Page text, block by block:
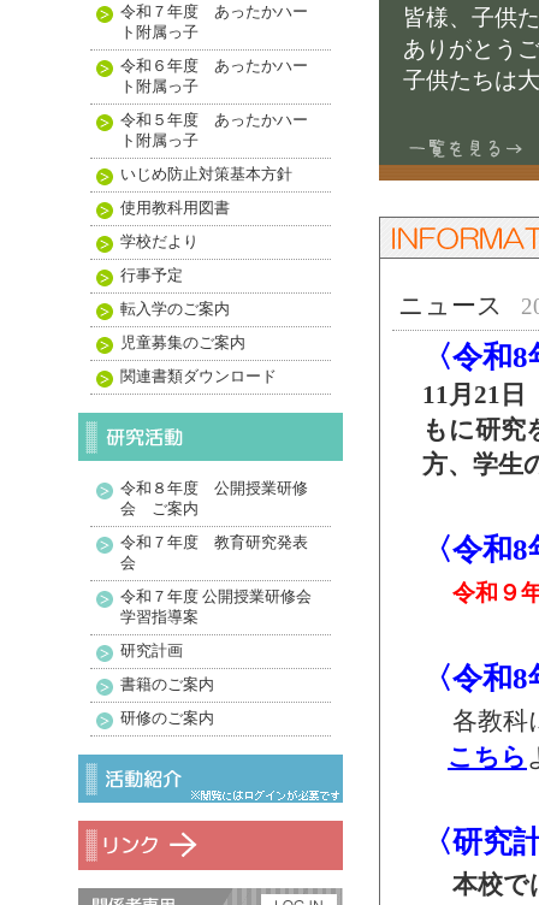
皆様、子供
ありがとう
子供たちは
ニュース
〈令和8
11月21日
もに研究
方、学生
〈令和
令和９
〈令和
各教科
こちら
〈研究
本校で
令和７年度 あったかハー
ト附属っ子
令和６年度 あったかハー
ト附属っ子
令和５年度 あったかハー
ト附属っ子
いじめ防止対策基本方針
使用教科用図書
学校だより
行事予定
転入学のご案内
児童募集のご案内
関連書類ダウンロード
令和８年度 公開授業研修
会 ご案内
令和７年度 教育研究発表
会
令和７年度 公開授業研修会
学習指導案
研究計画
書籍のご案内
研修のご案内